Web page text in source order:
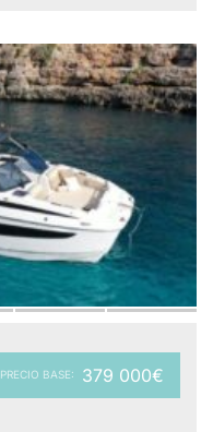
PRECIO BASE: 379 000€